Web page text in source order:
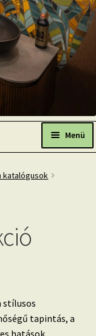
Menü
katalógusok
stílusos
tapintás, a